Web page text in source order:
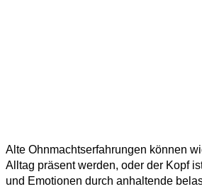
Alte Ohnmachtserfahrungen können
Alltag präsent werden, oder der Kopf
und Emotionen durch anhaltende